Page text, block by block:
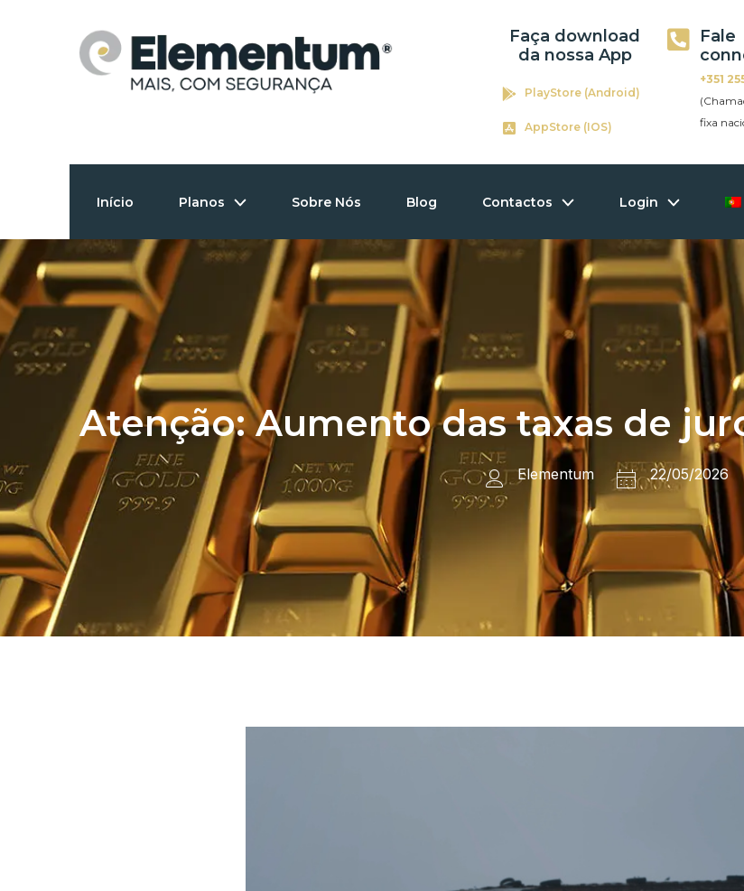
Faça download
da nossa App
PlayStore (Android)
AppStore (IOS)
Fale
+351
fixa
Início Planos Sobre Nós Blog Contactos Login
Atenção: Aumento das taxas de
Elementum 22/05/2026